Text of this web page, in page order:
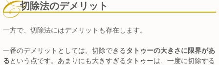
切除法のデメリット
一方で、切除法にはデメリットも存在します。
一番のデメリットとしては、切除できるタトゥーの大きさに限界があ
るという点です。あまりにも大きすぎるタトゥーは、一度に切除する